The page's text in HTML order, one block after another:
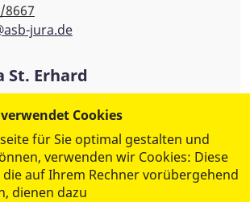
8667
jura.de
St. Erhard
314
Cookies
für Sie optimal gestalten und
verwenden wir Cookies: Diese
auf Ihrem Rechner vorübergehend
dienen dazu